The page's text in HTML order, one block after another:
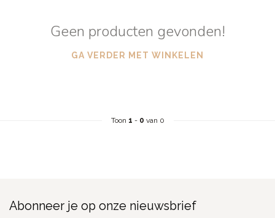
Geen producten gevonden!
GA VERDER MET WINKELEN
Toon 1 - 0 van 0
Abonneer je op onze nieuwsbrief